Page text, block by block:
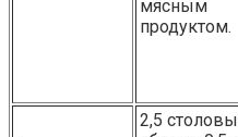
мясным
продуктом.
2,5